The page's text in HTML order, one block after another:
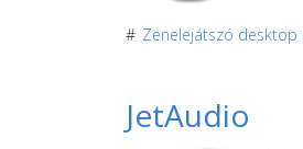
# Zenelejátszó
JetAudio